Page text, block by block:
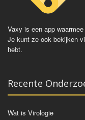
Vaxy is een app
Je kunt ze ook bekijken
hebt.
Recente
Wat is Virologie